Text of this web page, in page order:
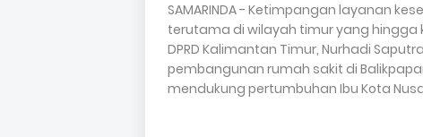
SAMARINDA - Ketimpangan layanan
terutama di wilayah timur yang hingga
DPRD Kalimantan Timur, Nurhadi
pembangunan rumah sakit di
mendukung pertumbuhan Ibu Kota